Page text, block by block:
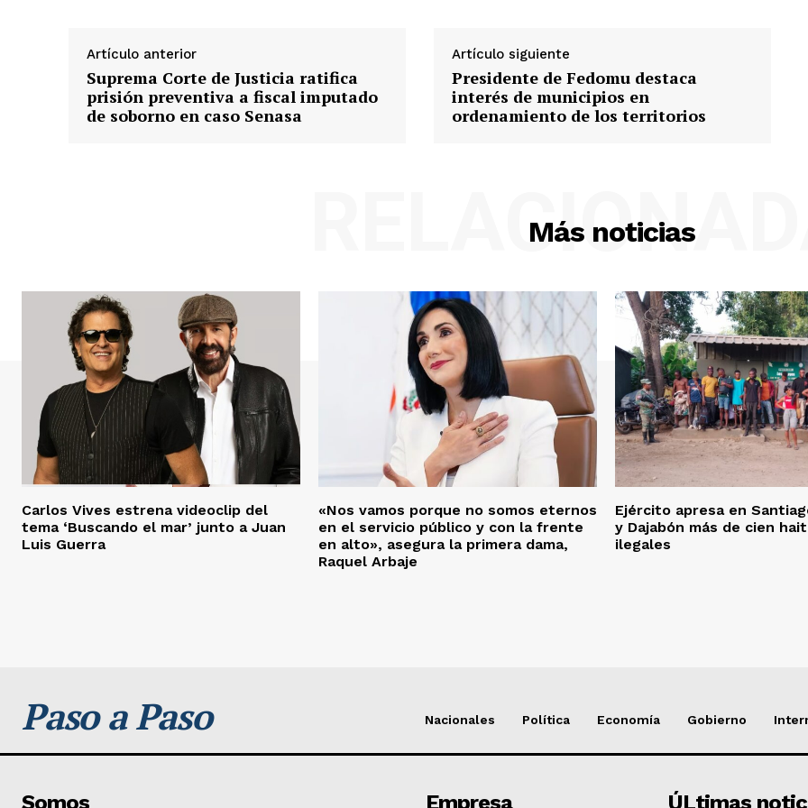
Artículo anterior
Suprema Corte de Justicia ratifica
prisión preventiva a fiscal imputado
de soborno en caso Senasa
Artículo siguiente
Presidente de Fedomu destaca
interés de municipios en
ordenamiento de los territorios
Más noticias
Carlos Vives estrena videoclip del
tema ‘Buscando el mar’ junto a Juan
Luis Guerra
«Nos vamos porque no somos eternos
en el servicio público y con la frente
en alto», asegura la primera dama,
Raquel Arbaje
Ejército apresa en
y Dajabón más de cien
ilegales
Paso a Paso Nacionales Política Economía Gobierno
Somos Empresa ÚLtimas